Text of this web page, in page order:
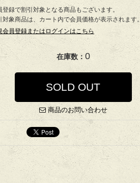
登録で割引対象となる商品もございます。
対象商品は、カート内で会員価格が表示されます。
会員登録またはログインはこちら
在庫数： 0
SOLD OUT
商品のお問い合わせ